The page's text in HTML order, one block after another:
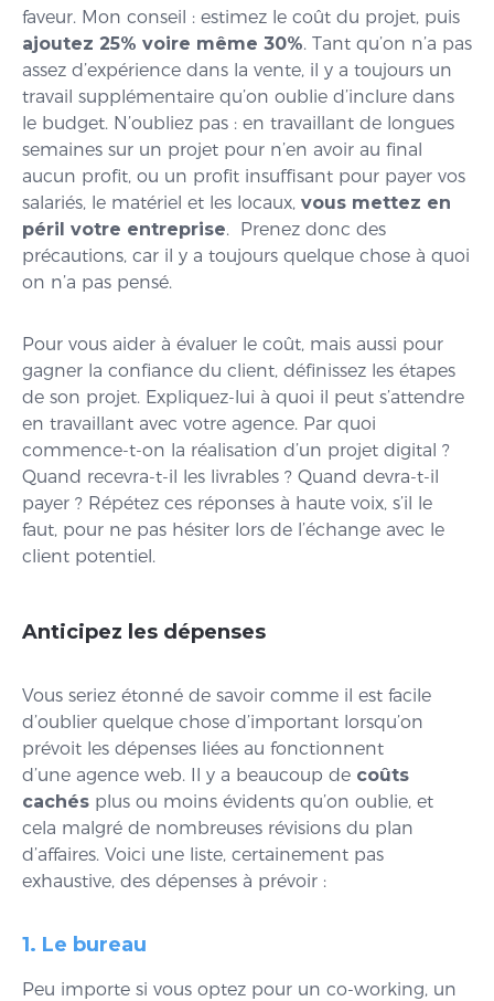
faveur. Mon conseil : estimez le coût du projet, puis
ajoutez 25% voire même 30%. Tant qu’on n’a pas
assez d’expérience dans la vente, il y a toujours un
travail supplémentaire qu’on oublie d’inclure dans
le budget. N’oubliez pas : en travaillant de longues
semaines sur un projet pour n’en avoir au final
aucun profit, ou un profit insuffisant pour payer vos
salariés, le matériel et les locaux, vous mettez en
péril votre entreprise. Prenez donc des
précautions, car il y a toujours quelque chose à quoi
on n’a pas pensé.
Pour vous aider à évaluer le coût, mais aussi pour
gagner la confiance du client, définissez les étapes
de son projet. Expliquez-lui à quoi il peut s’attendre
en travaillant avec votre agence. Par quoi
commence-t-on la réalisation d’un projet digital ?
Quand recevra-t-il les livrables ? Quand devra-t-il
payer ? Répétez ces réponses à haute voix, s’il le
faut, pour ne pas hésiter lors de l’échange avec le
client potentiel.
Anticipez les dépenses
Vous seriez étonné de savoir comme il est facile
d’oublier quelque chose d’important lorsqu’on
prévoit les dépenses liées au fonctionnent
d’une agence web. Il y a beaucoup de coûts
cachés plus ou moins évidents qu’on oublie, et
cela malgré de nombreuses révisions du plan
d’affaires. Voici une liste, certainement pas
exhaustive, des dépenses à prévoir :
1. Le bureau
Peu importe si vous optez pour un co-working, un